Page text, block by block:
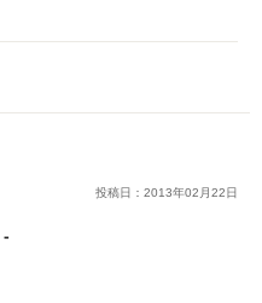
投稿日： 2013年02 月22日
-